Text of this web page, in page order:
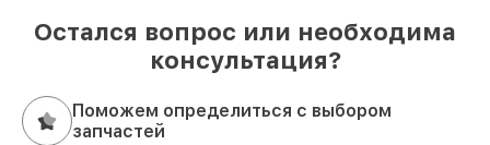
Остался вопрос или необходима
консультация?
Поможем определиться с выбором
запчастей